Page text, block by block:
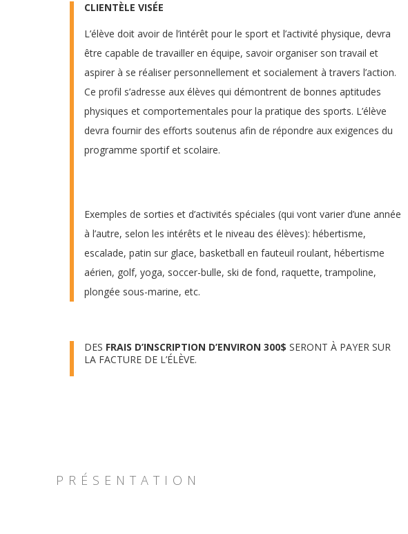
CLIENTÈLE VISÉE
L’élève doit avoir de l’intérêt pour le sport et l’activité physique, devra
être capable de travailler en équipe, savoir organiser son travail et
aspirer à se réaliser personnellement et socialement à travers l’action.
Ce profil s’adresse aux élèves qui démontrent de bonnes aptitudes
physiques et comportementales pour la pratique des sports. L’élève
devra fournir des efforts soutenus afin de répondre aux exigences du
programme sportif et scolaire.
Exemples de sorties et d’activités spéciales (qui vont varier d’une année
à l’autre, selon les intérêts et le niveau des élèves): hébertisme,
escalade, patin sur glace, basketball en fauteuil roulant, hébertisme
aérien, golf, yoga, soccer-bulle, ski de fond, raquette, trampoline,
plongée sous-marine, etc.
DES FRAIS D’INSCRIPTION D’ENVIRON 300$ SERONT À PAYER SUR
LA FACTURE DE L’ÉLÈVE.
PRÉSENTATION